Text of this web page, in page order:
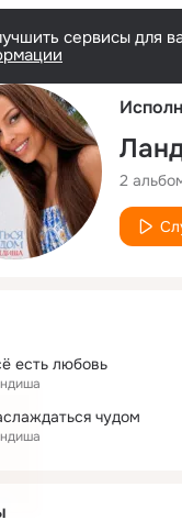
сервисы для
2
есть любовь
чудом